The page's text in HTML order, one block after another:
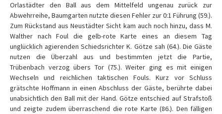
Orlastädter den Ball aus dem Mittelfeld ungenau zurück zur
Abwehrreihe, Baumgarten nutzte diesen Fehler zur 0:1 Führung (59.).
Zum Rückstand aus Neustädter Sicht kam auch noch hinzu, dass M.
Walther nach Foul die gelb-rote Karte eines an diesem Tag
unglücklich agierenden Schiedsrichter K. Götze sah (64.). Die Gäste
nutzen die Überzahl aus und bestimmten jetzt die Partie,
Trübenbach verzog übers Tor (75.). Weiter ging es mit einigen
Wechseln und reichlichen taktischen Fouls. Kurz vor Schluss
grätschte Hoffmann in einen Abschluss der Gäste, berührte dabei
unabsichtlich den Ball mit der Hand. Götze entschied auf Strafstoß
und zeigte zudem überraschend die rote Karte (86.). Den fälligen